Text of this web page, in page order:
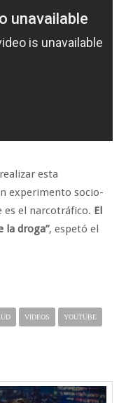
esta
experimento socio-
es el narcotráfico. El
la droga”, espetó el
VIDEOS YOUTUBE